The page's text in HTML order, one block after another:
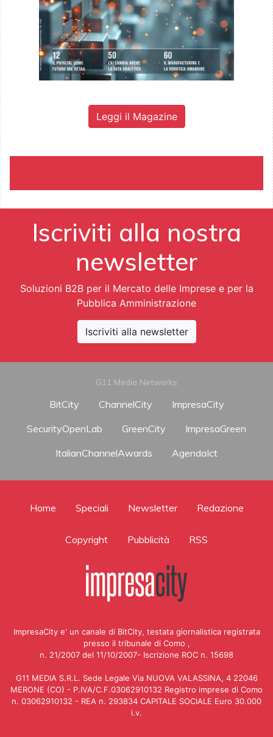
Leggi il Magazine
Iscriviti alla nostra
newsletter
Soluzioni B2B per il Mercato delle Imprese e per la
Pubblica Amministrazione
Iscriviti alla newsletter
G11 Media Networks
BitCity ChannelCity
ImpresaCity
SecurityOpenLab
GreenCity
ImpresaGreen
ItalianChannelAwards
AgendaIct
Home Speciali Newsletter Redazione
Copyright Pubblicità RSS
ImpresaCity e' un canale di BitCity, testata giornalistica registrata
presso il tribunale di Como ,
n. 21/2007 del 11/10/2007- Iscrizione ROC n. 15698
G11 MEDIA S.R.L. Sede Legale Via NUOVA VALASSINA, 4 22046
MERONE (CO) - P.IVA/C.F.03062910132 Registro imprese di Como
n. 03062910132 - REA n. 293834 CAPITALE SOCIALE Euro 30.000
i.v.